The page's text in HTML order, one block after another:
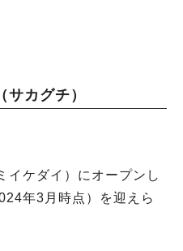
カグチ）
イケダイ）にオープンし
年3月時点）を迎えら